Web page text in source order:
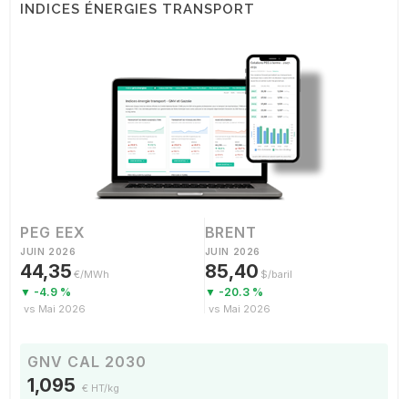
INDICES ÉNERGIES TRANSPORT
PEG EEX
JUIN 2026
44,35 €/MWh
▼ -4.9 %
vs Mai 2026
BRENT
JUIN 2026
85,40 $/baril
▼ -20.3 %
vs Mai 2026
GNV CAL 2030
1,095 € HT/kg